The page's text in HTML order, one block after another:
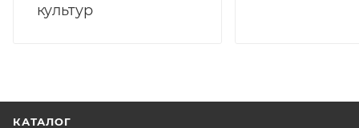
культур
КАТАЛОГ